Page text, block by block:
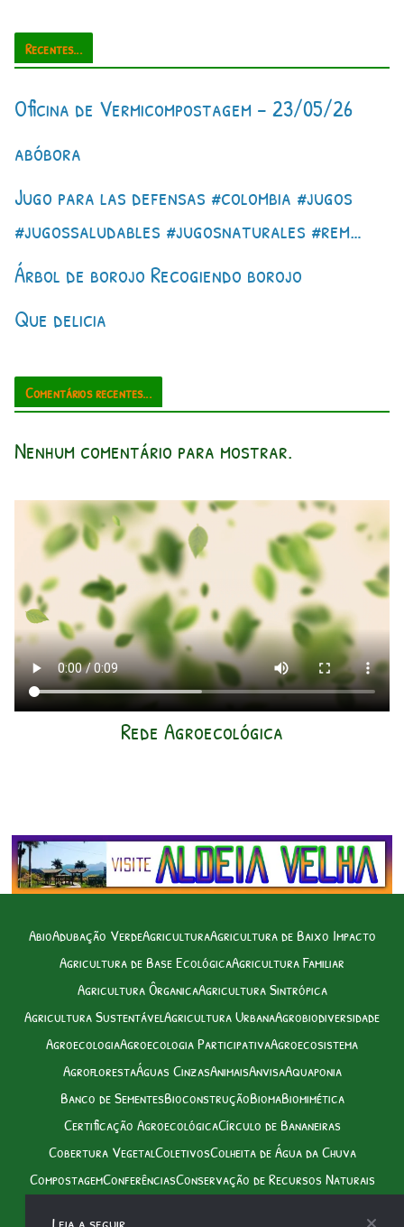
Recentes...
Oficina de Vermicompostagem – 23/05/26
abóbora
Jugo para las defensas #colombia #jugos
#jugossaludables #jugosnaturales #rem…
Árbol de borojo Recogiendo borojo
Que delicia
Comentários recentes...
Nenhum comentário para mostrar.
Rede Agroecológica
AbioAdubação VerdeAgriculturaAgricultura de Baixo Impacto
Agricultura de Base EcológicaAgricultura Familiar
Agricultura ÔrganicaAgricultura Sintrópica
Agricultura SustentávelAgricultura UrbanaAgrobiodiversidade
AgroecologiaAgroecologia ParticipativaAgroecosistema
AgroflorestaÁguas CinzasAnimaisAnvisaAquaponia
Banco de SementesBioconstruçãoBiomaBiomimética
Certificação AgroecológicaCírculo de Bananeiras
Cobertura VegetalColetivosColheita de Água da Chuva
CompostagemConferênciasConservação de Recursos Naturais